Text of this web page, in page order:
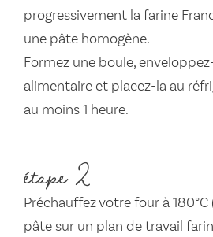
progressivement la farine
une pâte homogène.
Formez une boule,
alimentaire et placez-la au
au moins 1 heure.
étape 2
Préchauffez votre four à 180°C
pâte sur un plan de travail